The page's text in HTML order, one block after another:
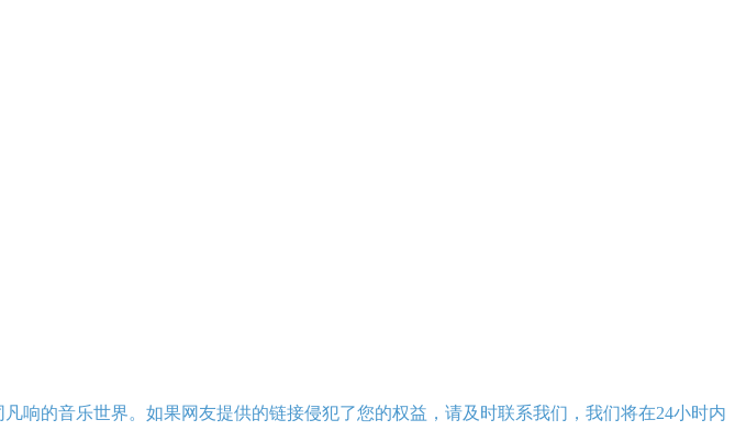
响的音乐世界。如果网友提供的链接侵犯了您的权益，请及时联系我们，我们将在24小时内